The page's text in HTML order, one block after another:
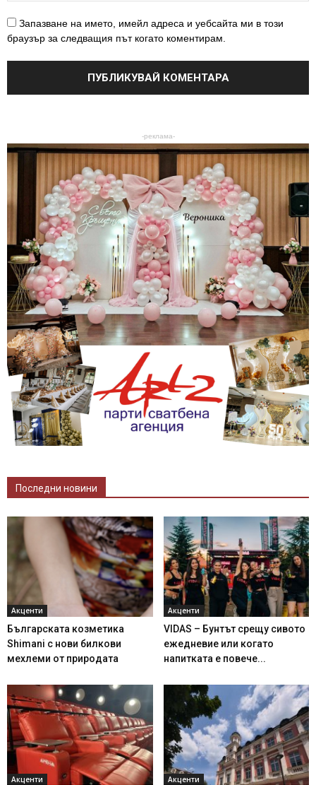
Запазване на името, имейл адреса и уебсайта ми в този
браузър за следващия път когато коментирам.
-реклама-
Последни новини
Акценти
Българската козметика
Shimani с нови билкови
мехлеми от природата
Акценти
VIDAS – Бунтът срещу сивото
ежедневие или когато
напитката е повече...
Акценти Акценти